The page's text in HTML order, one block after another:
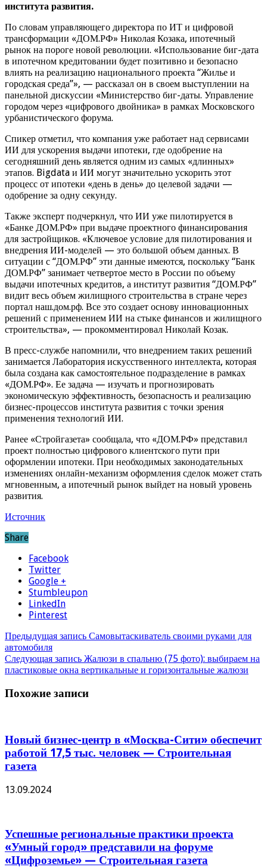
института развития.
По словам управляющего директора по ИТ и цифровой
трансформации «ДОМ.РФ» Николая Козака, ипотечный
рынок на пороге новой революции. «Использование биг-дата
в ипотечном кредитовании будет позитивно и безопасно
влиять на реализацию национального проекта “Жилье и
городская среда”», — рассказал он в своем выступлении на
панельной дискуссии «Министерство биг-даты. Управление
городом через «цифрового двойника» в рамках Московского
урбанистического форума.
Спикер отметил, что компания уже работает над сервисами
ИИ для ускорения выдачи ипотеки, где одобрение на
сегодняшний день является одним из самых «длинных»
этапов. Bigdata и ИИ могут значительно ускорить этот
процесс от ипотеки «день в день» до целевой задачи —
одобрение за одну секунду.
Также эксперт подчеркнул, что ИИ уже пилотируется в
«Банке ДОМ.РФ» при выдаче проектного финансирования
для застройщиков. «Ключевое условие для пилотирования и
внедрения ИИ-моделей — это большой объем данных. В
ситуации с “ДОМ.РФ” эти данные имеются, поскольку “Банк
ДОМ.РФ” занимает четвертое место в России по объему
выдачи ипотечных кредитов, а институт развития “ДОМ.РФ”
видит весь объем жилищного строительства в стране через
портал наш.дом.рф. Все это создает основу инновационных
решений с применением ИИ на стыке финансов и жилищного
строительства», — прокомментировал Николай Козак.
В пресс-службе напомнили, что внедрением таких решений
занимается Лаборатория искусственного интеллекта, которая
была создана как самостоятельное подразделение в рамках
«ДОМ.РФ». Ее задача — изучать и прогнозировать
экономическую эффективность, безопасность и реализацию
бизнес-процессов института развития с точки зрения
применения технологий ИИ.
Ранее «Стройгазета» сообщала, что «ДОМ.РФ» представил
проект полностью цифрового клиентского пути при
оформлении ипотеки. При необходимых законодательных
изменениях онлайн-механизм оформления сделок может стать
мгновенным, а ипотечный рынок выйдет на новый уровень
развития.
Источник
Share
Facebook
Twitter
Google +
Stumbleupon
LinkedIn
Pinterest
Предыдущая запись Самовытаскиватель своими руками для
автомобиля
Следующая запись Жалюзи в спальню (75 фото): выбираем на
пластиковые окна вертикальные и горизонтальные жалюзи
Похожие записи
Новый бизнес-центр в «Москва-Сити» обеспечит
работой 17,5 тыс. человек — Строительная
газета
13.09.2024
Успешные региональные практики проекта
«Умный город» представили на форуме
«Цифроземье» — Строительная газета